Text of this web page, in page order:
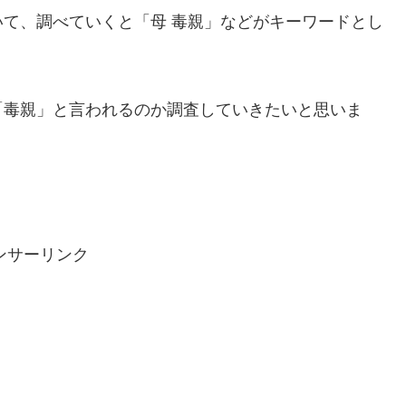
、調べていくと「母 毒親」などがキーワードとし
親」と言われるのか調査していきたいと思いま
サーリンク